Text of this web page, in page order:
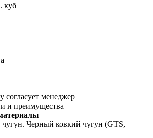
куб
согласует менеджер
и преимущества
Черный ковкий чугун (GTS,